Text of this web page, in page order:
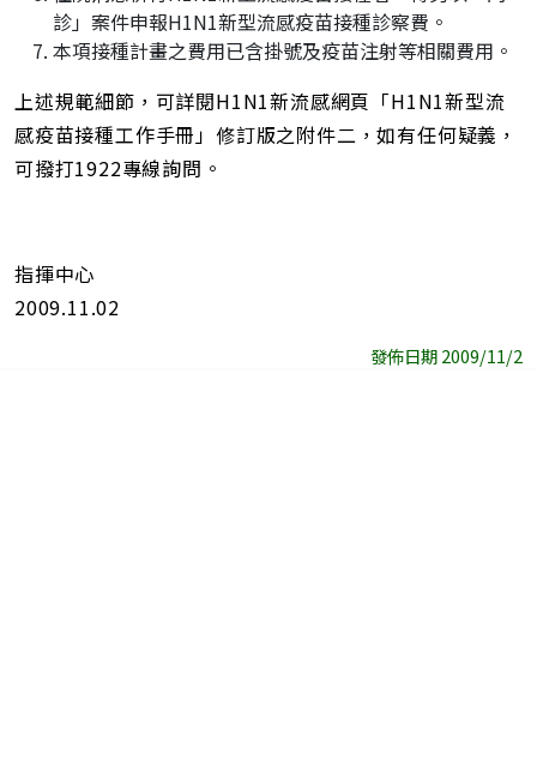
診」案件申報H1N1新型流感疫苗接種診察費。
本項接種計畫之費用已含掛號及疫苗注射等相關費用。
上述規範細節，可詳閱H1N1新流感網頁「H1N1新型流
感疫苗接種工作手冊」修訂版之附件二，如有任何疑義，
可撥打1922專線詢問。
指揮中心
2009.11.02
發佈日期 2009/11/2